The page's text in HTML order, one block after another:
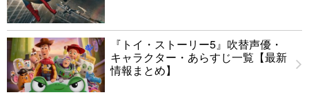
『トイ・ストーリー5』吹替声優・
キャラクター・あらすじ一覧【最新
情報まとめ】